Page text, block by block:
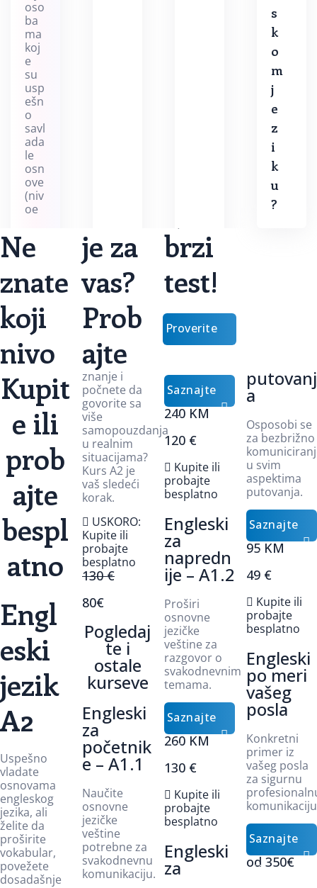
oso
ba
ma
koj
e
su
usp
ešn
o
savl
ada
le
osn
ove
(niv
oe
s
k
o
m
j
e
z
i
k
u
?
Ne
znate
koji
nivo
je za
vas?
Prob
ajte
brzi
test!
Proverite
Kupit
e ili
prob
ajte
bespl
atno
Engl
eski
jezik
A2
Uspešno
vladate
osnovama
engleskog
jezika, ali
želite da
proširite
vokabular,
povežete
dosadašnje
znanje i
počnete da
govorite sa
više
samopouzdanja
u realnim
situacijama?
Kurs A2 je
vaš sledeći
korak.
USKORO:
Kupite ili
probajte
besplatno
130 €
80€
Pogledaj
te i
ostale
kurseve
Engleski
za
početnik
e – A1.1
Naučite
osnovne
jezičke
veštine
potrebne za
svakodnevnu
komunikaciju.
Saznajte
više
240 KM
120 €
Kupite ili
probajte
besplatno
Engleski
za
napredn
ije – A1.2
Proširi
osnovne
jezičke
veštine za
razgovor o
svakodnevnim
temama.
Saznajte
više
260 KM
130 €
Kupite ili
probajte
besplatno
Engleski
za
putovanj
a
Osposobi se
za bezbrižno
u svim
aspektima
putovanja.
Saznajte
više
95 KM
49 €
Kupite ili
probajte
besplatno
Engleski
po meri
vašeg
posla
Konkretni
primer iz
vašeg posla
za sigurnu
Saznajte
više
od 350€